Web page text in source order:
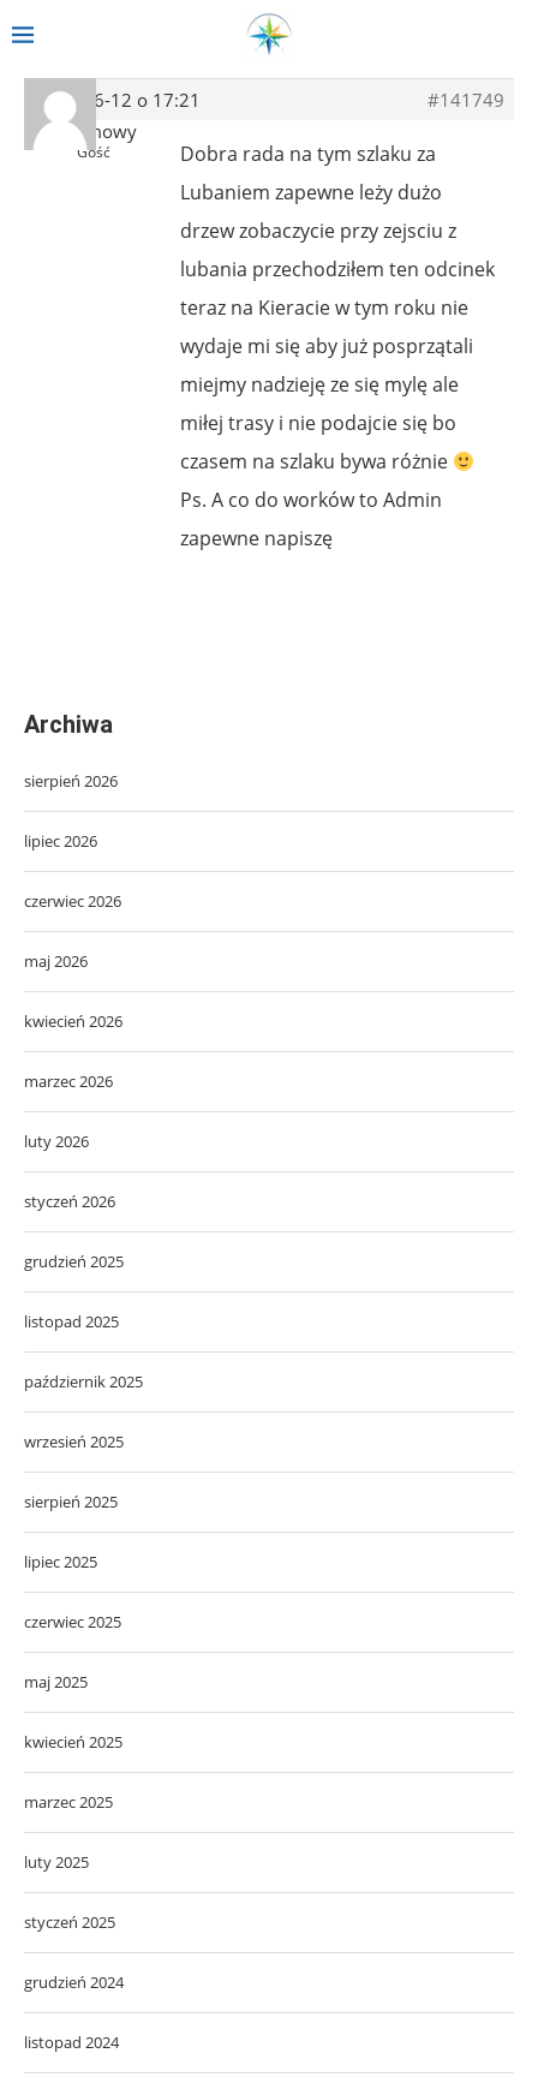
2014-06-12 o 17:21
#141749
Anonimowy
Gość
Dobra rada na tym szlaku za
Lubaniem zapewne leży dużo
drzew zobaczycie przy zejsciu z
lubania przechodziłem ten odcinek
teraz na Kieracie w tym roku nie
wydaje mi się aby już posprzątali
miejmy nadzieję ze się mylę ale
miłej trasy i nie podajcie się bo
czasem na szlaku bywa różnie
Ps. A co do worków to Admin
zapewne napiszę
Archiwa
sierpień 2026
lipiec 2026
czerwiec 2026
maj 2026
kwiecień 2026
marzec 2026
luty 2026
styczeń 2026
grudzień 2025
listopad 2025
październik 2025
wrzesień 2025
sierpień 2025
lipiec 2025
czerwiec 2025
maj 2025
kwiecień 2025
marzec 2025
luty 2025
styczeń 2025
grudzień 2024
listopad 2024